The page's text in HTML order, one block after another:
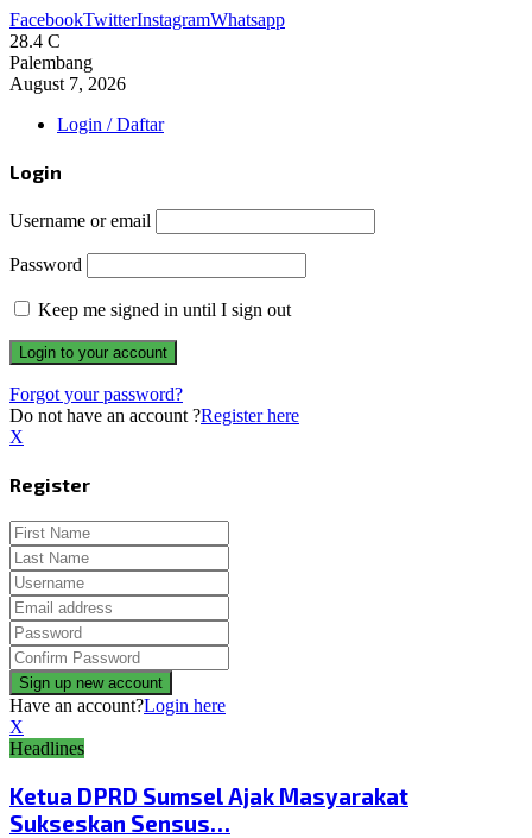
FacebookTwitterInstagramWhatsapp
28.4 C
Palembang
August 7, 2026
Login / Daftar
Login
Username or email
Password
Keep me signed in until I sign out
Forgot your password?
Do not have an account ?Register here
X
Register
Have an account?Login here
X
Headlines
Ketua DPRD Sumsel Ajak Masyarakat
Sukseskan Sensus…